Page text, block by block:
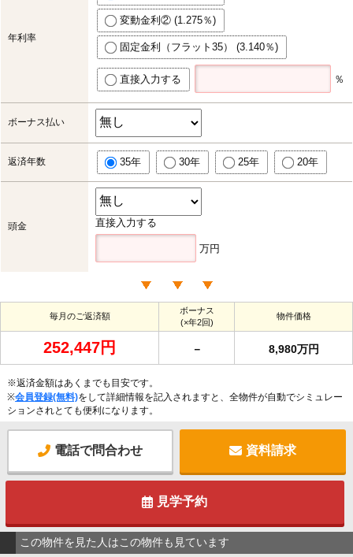
年利率
変動金利② (1.275％)
固定金利（フラット35） (3.140％)
直接入力する ％
ボーナス払い
返済年数 35年 30年 25年 20年
頭金 直接入力する
万円
毎月のご返済額
ボーナス
(×年2回)
物件価格
252,447円 － 8,980万円
※返済金額はあくまでも目安です。
※会員登録(無料)をして詳細情報を記入されますと、全物件が自動でシミュレー
ションされとても便利になります。
電話で問合わせ 資料請求
見学予約
この物件を見た人はこの物件も見ています